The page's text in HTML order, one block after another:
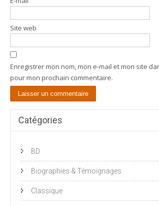
Site web
Enregistrer mon nom, mon e-mail et mon site
pour mon prochain commentaire.
Catégories
BD
Biographies & Témoignages
Classique